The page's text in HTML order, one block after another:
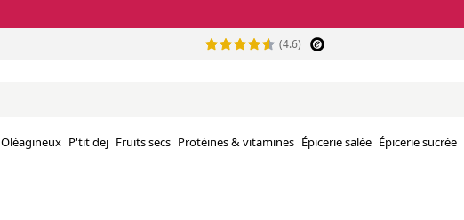
(4.6)
Oléagineux P'tit dej Fruits secs Protéines & vitamines Épicerie salée Épicerie sucrée